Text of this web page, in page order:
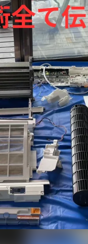
音楽
ゲーム
書籍・
チャレ